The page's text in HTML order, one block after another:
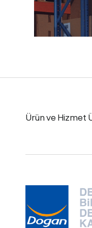
Ürün ve Hizmet